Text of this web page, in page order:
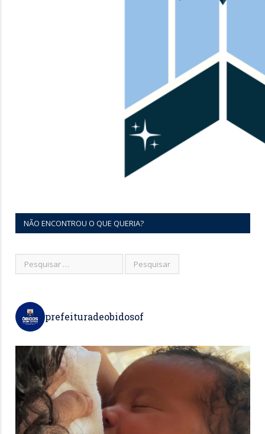
NÃO ENCONTROU O QUE QUERIA?
prefeituradeobidosof